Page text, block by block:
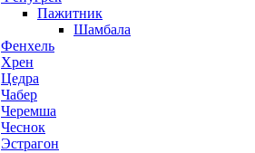
Пажитник
Шамбала
Фенхель
Хрен
Цедра
Чабер
Черемша
Чеснок
Эстрагон